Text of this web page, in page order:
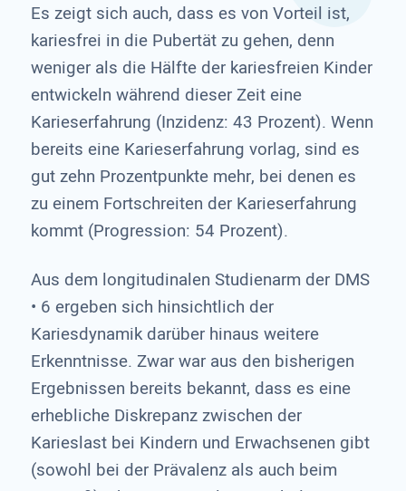
Es zeigt sich auch, dass es von Vorteil ist,
kariesfrei in die Pubertät zu gehen, denn
weniger als die Hälfte der kariesfreien Kinder
entwickeln während dieser Zeit eine
Karieserfahrung (Inzidenz: 43 Prozent). Wenn
bereits eine Karieserfahrung vorlag, sind es
gut zehn Prozentpunkte mehr, bei denen es
zu einem Fortschreiten der Karieserfahrung
kommt (Progression: 54 Prozent).
Aus dem longitudinalen Studienarm der DMS
• 6 ergeben sich hinsichtlich der
Kariesdynamik darüber hinaus weitere
Erkenntnisse. Zwar war aus den bisherigen
Ergebnissen bereits bekannt, dass es eine
erhebliche Diskrepanz zwischen der
Karieslast bei Kindern und Erwachsenen gibt
(sowohl bei der Prävalenz als auch beim